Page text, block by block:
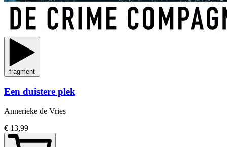
fragment
Een duistere plek
Annerieke de Vries
€ 13,99